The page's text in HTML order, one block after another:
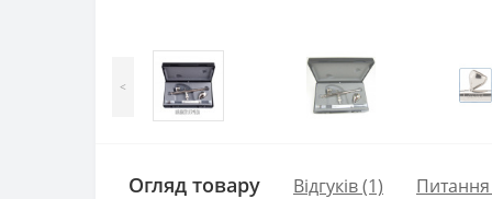
<
Огляд товару Відгуків (1) Питання